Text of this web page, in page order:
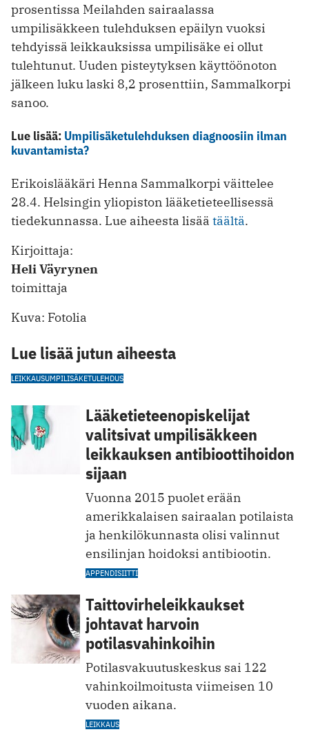
prosentissa Meilahden sairaalassa
umpilisäkkeen tulehduksen epäilyn vuoksi
tehdyissä leikkauksissa umpilisäke ei ollut
tulehtunut. Uuden pisteytyksen käyttöönoton
jälkeen luku laski 8,2 prosenttiin, Sammalkorpi
sanoo.
Lue lisää: Umpilisäketulehduksen diagnoosiin ilman
kuvantamista?
Erikoislääkäri Henna Sammalkorpi väittelee
28.4. Helsingin yliopiston lääketieteellisessä
tiedekunnassa. Lue aiheesta lisää täältä.
Kirjoittaja:
Heli Väyrynen
toimittaja
Kuva: Fotolia
Lue lisää jutun aiheesta
LEIKKAUSUMPILISÄKETULEHDUS
Lääketieteenopiskelijat
valitsivat umpilisäkkeen
leikkauksen antibioottihoidon
sijaan
Vuonna 2015 puolet erään
amerikkalaisen sairaalan potilaista
ja henkilökunnasta olisi valinnut
ensilinjan ­hoidoksi antibiootin.
APPENDISIITTI
Taittovirheleikkaukset
johtavat harvoin
potilasvahinkoihin
Potilasvakuutuskeskus sai 122
vahinkoilmoitusta viimeisen 10
vuoden aikana.
LEIKKAUS